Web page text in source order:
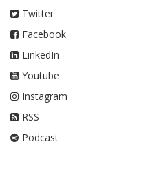
Twitter
Facebook
LinkedIn
Youtube
Instagram
RSS
Podcast